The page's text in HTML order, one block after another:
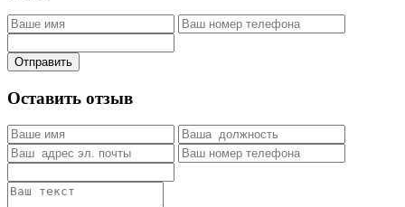
Отправить
Оставить отзыв